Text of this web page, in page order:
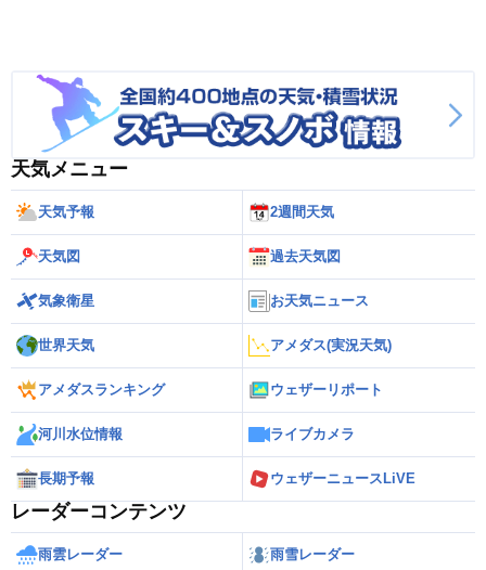
天気メニュー
天気予報 2週間天気
天気図 過去天気図
気象衛星 お天気ニュース
世界天気 アメダス(実況天気)
アメダスランキング ウェザーリポート
河川水位情報 ライブカメラ
長期予報 ウェザーニュースLiVE
レーダーコンテンツ
雨雲レーダー 雨雪レーダー